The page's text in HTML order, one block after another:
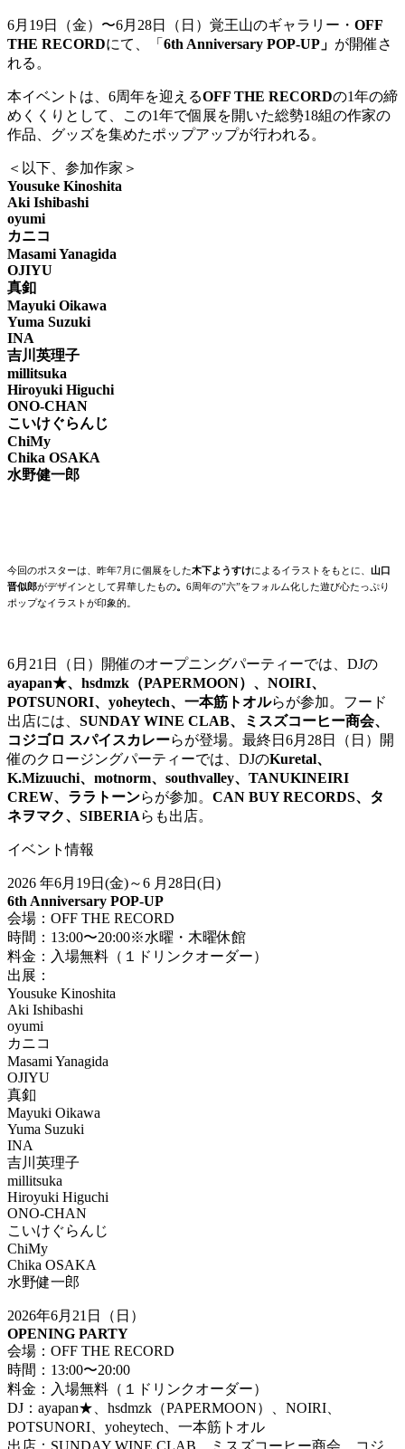
6月19日（金）〜6月28日（日）覚王山のギャラリー・ OFF
THE RECORDにて、「 6th Anniversary POP-UP」 が開催さ
れる。
本イベントは、6周年を迎えるOFF THE RECORDの1年の締
めくくりとして、この1年で個展を開いた総勢18組の作家の
作品、グッズを集めたポップアップが行われる。
＜以下、参加作家＞
Yousuke Kinoshita
Aki Ishibashi
oyumi
カニコ
Masami Yanagida
OJIYU
真釦
Mayuki Oikawa
Yuma Suzuki
INA
吉川英理子
millitsuka
Hiroyuki Higuchi
ONO-CHAN
こいけぐらんじ
ChiMy
Chika OSAKA
水野健一郎
今回のポスターは、昨年7月に個展をした木下ようすけによるイラストをもとに、 山口
晋似郎がデザインとして昇華したもの。 6周年の”六”をフォルム化した遊び心たっぷり
ポップなイラストが印象的。
6月21日（日）開催のオープニングパーティーでは、DJの
ayapan★、hsdmzk（PAPERMOON）、NOIRI、
POTSUNORI、yoheytech、一本筋トオルらが参加。フード
出店には、 SUNDAY WINE CLAB、ミスズコーヒー商会、
コジゴロ スパイスカレーらが登場。最終日6月28日（日）開
催のクロージングパーティーでは、DJのKuretal、
K.Mizuuchi、motnorm、southvalley、TANUKINEIRI
CREW、ララトーンらが参加。 CAN BUY RECORDS、タ
ネヲマク、SIBERIAらも出店。
イベント情報
2026 年6月19日(金)～6 月28日(日)
6th Anniversary POP-UP
会場：OFF THE RECORD
時間：13:00〜20:00※水曜・木曜休館
料金：入場無料（１ドリンクオーダー）
出展：
Yousuke Kinoshita
Aki Ishibashi
oyumi
カニコ
Masami Yanagida
OJIYU
真釦
Mayuki Oikawa
Yuma Suzuki
INA
吉川英理子
millitsuka
Hiroyuki Higuchi
ONO-CHAN
こいけぐらんじ
ChiMy
Chika OSAKA
水野健一郎
2026年6月21日（日）
OPENING PARTY
会場：OFF THE RECORD
時間：13:00〜20:00
料金：入場無料（１ドリンクオーダー）
DJ：ayapan★、hsdmzk（PAPERMOON）、NOIRI、
POTSUNORI、yoheytech、一本筋トオル